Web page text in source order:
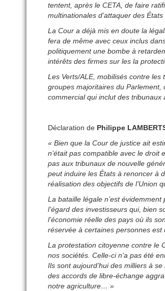
tentent, après le CETA, de faire
multinationales d’attaquer des
La Cour a déjà mis en doute la
fera de même avec ceux inclus
politiquement une bombe à
intérêts des firmes sur les la
Les Verts/ALE, mobilisés contre
groupes majoritaires du
commercial qui inclut des tribunaux
Déclaration de Philippe
« Bien que la Cour de justice ait
n’était pas compatible avec le droit
pas aux tribunaux de nouvelle
peut induire les États à renoncer à
réalisation des objectifs de l’Union
La bataille légale n’est
l’égard des investisseurs qui, bien
l’économie réelle des pays où ils
réservée à certaines personnes est
La protestation citoyenne contre le
nos sociétés. Celle-ci n’a pas été
Ils sont aujourd’hui des milliers à
des accords de libre-échange
notre agriculture… »